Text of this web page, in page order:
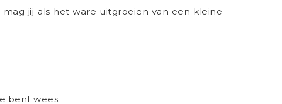
jij als het ware uitgroeien van een kleine
bent wees.